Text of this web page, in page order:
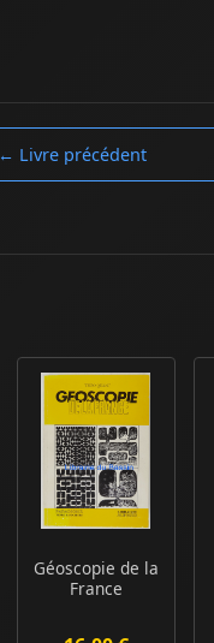
← Livre précédent
Géoscopie de la
France